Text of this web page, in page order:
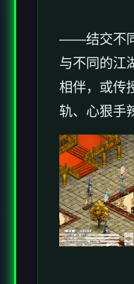
——结交不同
与不同的江
相伴，或传
轨、心狠手